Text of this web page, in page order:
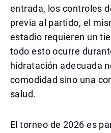
entrada, los controles
previa al partido, el
estadio requieren un
todo esto ocurre
hidratación adecuada
comodidad sino una
salud.
El torneo de 2026 es